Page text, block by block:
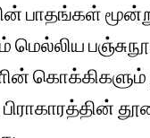
பாதங்கள்
கொக்கிகளும்